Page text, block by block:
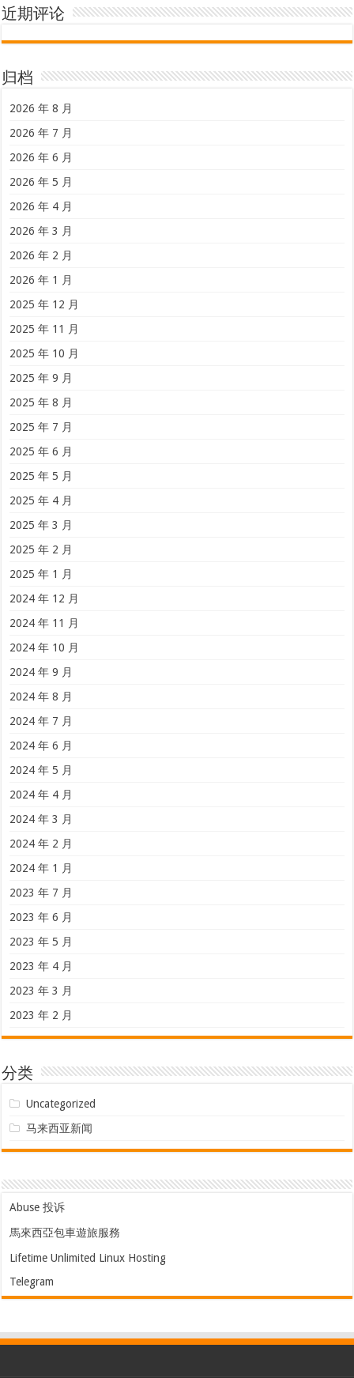
近期评论
归档
2026 年 8 月
2026 年 7 月
2026 年 6 月
2026 年 5 月
2026 年 4 月
2026 年 3 月
2026 年 2 月
2026 年 1 月
2025 年 12 月
2025 年 11 月
2025 年 10 月
2025 年 9 月
2025 年 8 月
2025 年 7 月
2025 年 6 月
2025 年 5 月
2025 年 4 月
2025 年 3 月
2025 年 2 月
2025 年 1 月
2024 年 12 月
2024 年 11 月
2024 年 10 月
2024 年 9 月
2024 年 8 月
2024 年 7 月
2024 年 6 月
2024 年 5 月
2024 年 4 月
2024 年 3 月
2024 年 2 月
2024 年 1 月
2023 年 7 月
2023 年 6 月
2023 年 5 月
2023 年 4 月
2023 年 3 月
2023 年 2 月
分类
Uncategorized
马来西亚新闻
Abuse 投诉
馬來西亞包車遊旅服務
Lifetime Unlimited Linux Hosting
Telegram